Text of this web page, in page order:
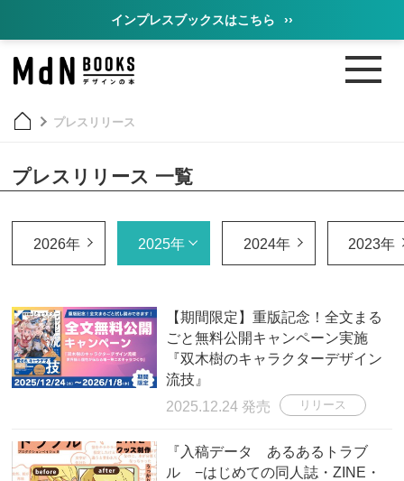
インプレスブックスはこちら ››
プレスリリース
プレスリリース 一覧
2026年 2025年 2024年 2023年
【期間限定】重版記念！全文まる
ごと無料公開キャンペーン実施
『双木樹のキャラクターデザイン
流技』
2025.12.24 発売
リリース
『入稿データ あるあるトラブ
ル −はじめての同人誌・ZINE・